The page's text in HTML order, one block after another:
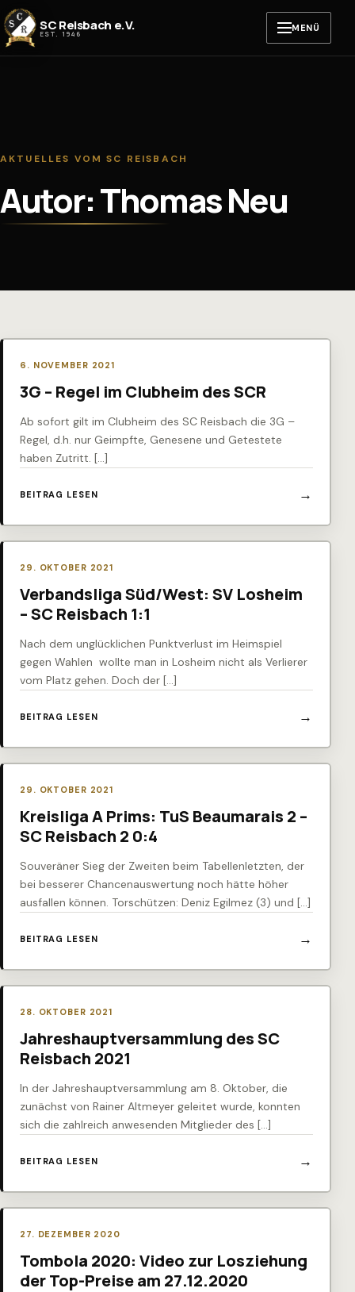
Zum Inhalt springen
SC Reisbach e.V.
EST. 1946 MENÜ
AKTUELLES VOM SC REISBACH
Autor: Thomas Neu
6. NOVEMBER 2021
3G – Regel im Clubheim des SCR
Ab sofort gilt im Clubheim des SC Reisbach die 3G –
Regel, d.h. nur Geimpfte, Genesene und Getestete
haben Zutritt. […]
BEITRAG LESEN
29. OKTOBER 2021
Verbandsliga Süd/West: SV Losheim
– SC Reisbach 1:1
Nach dem unglücklichen Punktverlust im Heimspiel
gegen Wahlen wollte man in Losheim nicht als Verlierer
vom Platz gehen. Doch der […]
BEITRAG LESEN
29. OKTOBER 2021
Kreisliga A Prims: TuS Beaumarais 2 –
SC Reisbach 2 0:4
Souveräner Sieg der Zweiten beim Tabellenletzten, der
bei besserer Chancenauswertung noch hätte höher
ausfallen können. Torschützen: Deniz Egilmez (3) und […]
BEITRAG LESEN
28. OKTOBER 2021
Jahreshauptversammlung des SC
Reisbach 2021
In der Jahreshauptversammlung am 8. Oktober, die
zunächst von Rainer Altmeyer geleitet wurde, konnten
sich die zahlreich anwesenden Mitglieder des […]
BEITRAG LESEN
27. DEZEMBER 2020
Tombola 2020: Video zur Losziehung
der Top-Preise am 27.12.2020